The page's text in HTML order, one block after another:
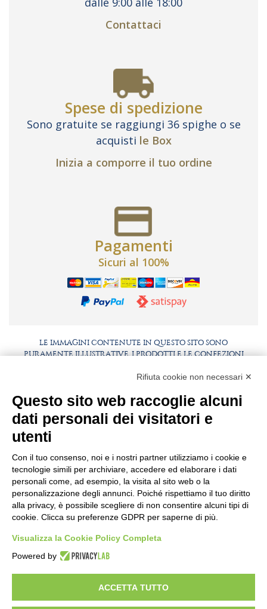
Contattaci
Spese di spedizione
Sono gratuite se raggiungi 36 spighe o se
acquisti le Box
Inizia a comporre il tuo ordine
Pagamenti
Sicuri al 100%
LE IMMAGINI CONTENUTE IN QUESTO SITO SONO
PURAMENTE ILLUSTRATIVE, I PRODOTTI E LE CONFEZIONI
BEST PARTNER AREA
COMPLIANCE
TERMINI E CONDIZIONI
SEDE E STABILIMENTO
VIA SOMMARIVA N.139/141
TEL+39 011 971 39 43• E-MailInfo@pastaberruto.it
P.IVA/C.FIS. 09009450017
Rifiuta cookie non necessari ✕
Questo sito web raccoglie alcuni
dati personali dei visitatori e
utenti
Con il tuo consenso, noi e i nostri partner utilizziamo i cookie e
tecnologie simili per archiviare, accedere ed elaborare i dati
personali come, ad esempio, la visita al sito web o la
personalizzazione degli annunci. Poiché rispettiamo il tuo diritto
alla privacy, è possibile scegliere di non consentire alcuni tipi di
cookie. Clicca su preferenze GDPR per saperne di più.
Visualizza la Cookie Policy Completa
Powered by
ACCETTA TUTTO